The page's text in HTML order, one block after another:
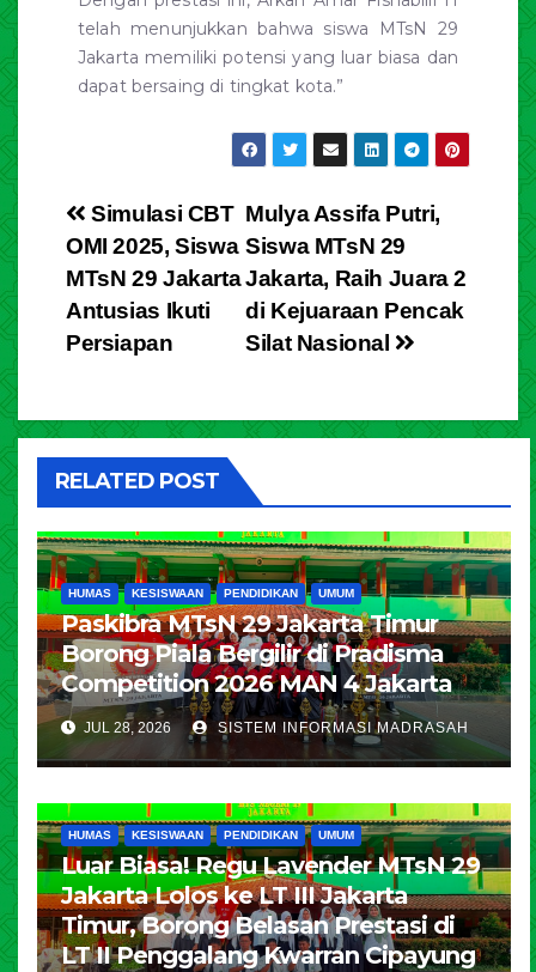
telah menunjukkan bahwa siswa MTsN 29
Jakarta memiliki potensi yang luar biasa dan
dapat bersaing di tingkat kota.”
Mulya Assifa Putri,
Siswa MTsN 29
Jakarta, Raih Juara 2
di Kejuaraan Pencak
Silat Nasional
Simulasi CBT
OMI 2025, Siswa
MTsN 29 Jakarta
Antusias Ikuti
Persiapan
RELATED POST
HUMAS KESISWAAN PENDIDIKAN UMUM
Paskibra MTsN 29 Jakarta Timur
Borong Piala Bergilir di Pradisma
Competition 2026 MAN 4 Jakarta
JUL 28, 2026 SISTEM INFORMASI MADRASAH
HUMAS KESISWAAN PENDIDIKAN UMUM
Luar Biasa! Regu Lavender MTsN 29
Jakarta Lolos ke LT III Jakarta
Timur, Borong Belasan Prestasi di
LT II Penggalang Kwarran Cipayung